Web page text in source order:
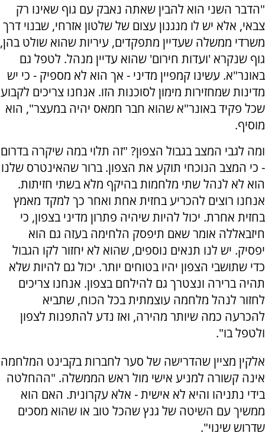
"הדבר השני הוא להבין שאתה נאבק עם גוף שאינו רק
צבאי, אלא יש לו מנגנון עצום של שלטון אזרחי, שבנוי דרך
משרדי ממשלה שעדיין מתפקדים, עיריות שהוא שולט בהן,
גוף שנקרא 'ועדות חירום' שהוא עדיין מנהל. לטפל גם
באונר"א. עשינו קמפיין מדיני - אך הוא לא מספיק - כי יש
מדינות שמחזירות מימון לסוכנות הזו. אנחנו צריכים לקבוע
שכל פקיד באונר"א שהוא חבר חמאס יהיה במעצר", הוא
מוסיף.
ומה לגבי המצב בגבול הצפון? "זה תלוי במה שיקרה בדרום
- כי המצב הנוכחי תוקע את הצפון. ברור שהאינטרס שלנו
הוא לא לנהל שתי מלחמות בהיקף מלא בשתי חזיתות.
אנחנו רוצים להכריע בחזית אחת ואחר כך למקד מאמץ
בחזית אחרת. יכול להיות שיהיה פתרון מדיני בצפון, כי
חיזבאללה אומר שאם תיפסק הלחימה בעזה גם הוא
יפסיק. יש לנו תנאים נוספים, שהוא לא יחזור לקו הגבול
כדי שתושבי הצפון יהיו בטוחים יותר. יכול גם להיות שלא
תהיה ברירה ונצטרך גם להילחם בצפון. אנחנו צריכים
לחזור לנהל מלחמה עוצמתית בכל הכוח, שתביא
להכרעה כמה שיותר מהירה, ואז נדע להתפנות לצפון
ולטפל בו".
אלקין מציין שהדרישה של סער לחברות בקבינט המלחמה
אינה קשורה למניע אישי מול ראש הממשלה. "ההחלטה
בידי נתניהו והיא לא אישית - אלא עקרונית. האם הוא
ממשיך עם השיטה של גנץ שהכל טוב או שהוא מסכים
שדרוש שינוי".